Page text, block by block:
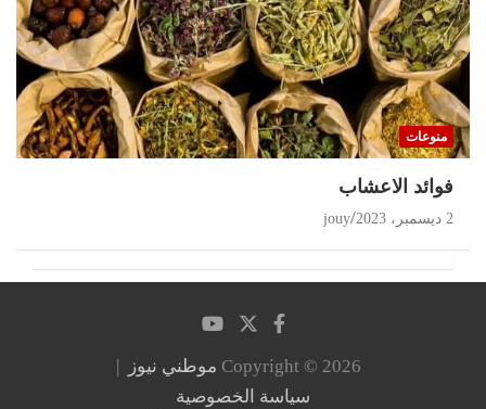
منوعات
‏فوائد الاعشاب
2 ديسمبر، 2023 jouy
Copyright © 2026 موطني نيوز
سياسة الخصوصية